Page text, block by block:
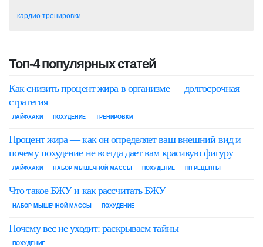
кардио тренировки
Топ-4 популярных статей
Как снизить процент жира в организме — долгосрочная
стратегия
ЛАЙФХАКИ ПОХУДЕНИЕ ТРЕНИРОВКИ
Процент жира — как он определяет ваш внешний вид и
почему похудение не всегда дает вам красивую фигуру
ЛАЙФХАКИ НАБОР МЫШЕЧНОЙ МАССЫ ПОХУДЕНИЕ ПП РЕЦЕПТЫ
Что такое БЖУ и как рассчитать БЖУ
НАБОР МЫШЕЧНОЙ МАССЫ ПОХУДЕНИЕ
Почему вес не уходит: раскрываем тайны
ПОХУДЕНИЕ